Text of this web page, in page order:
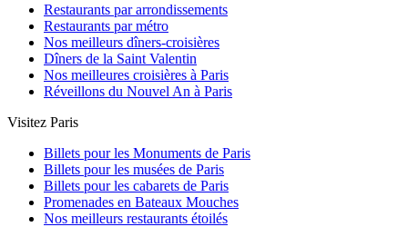
Restaurants par arrondissements
Restaurants par métro
Nos meilleurs dîners-croisières
Dîners de la Saint Valentin
Nos meilleures croisières à Paris
Réveillons du Nouvel An à Paris
Visitez Paris
Billets pour les Monuments de Paris
Billets pour les musées de Paris
Billets pour les cabarets de Paris
Promenades en Bateaux Mouches
Nos meilleurs restaurants étoilés